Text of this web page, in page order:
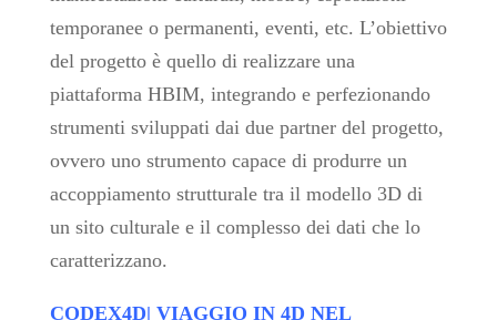
temporanee o permanenti, eventi, etc. L’obiettivo
del progetto è quello di realizzare una
piattaforma HBIM, integrando e perfezionando
strumenti sviluppati dai due partner del progetto,
ovvero uno strumento capace di produrre un
accoppiamento strutturale tra il modello 3D di
un sito culturale e il complesso dei dati che lo
caratterizzano.
CODEX4D| VIAGGIO IN 4D NEL